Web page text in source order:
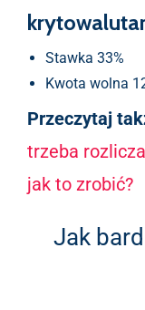
Stawka 33%
Kwota wolna
Przeczytaj
trzeba
jak to zrobić?
Jak